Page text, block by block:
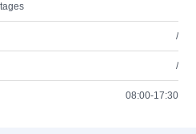
/
/
08:00-17:30